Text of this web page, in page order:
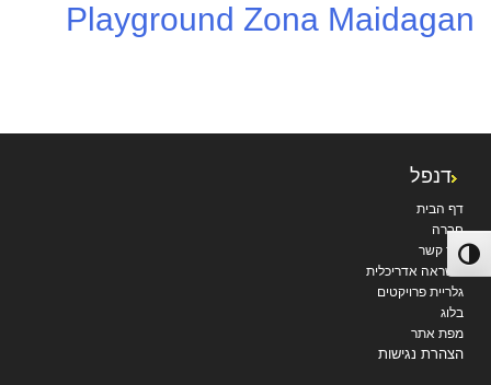
הפעל/כבה ניגודיות גבוהה
Playground Zona Maidagan
דנפל
דף הבית
חברה
צור קשר
השראה אדריכלית
גלריית פרויקטים
בלוג
מפת אתר
הצהרת נגישות